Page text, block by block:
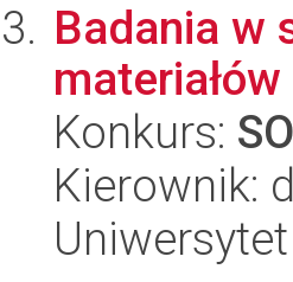
Badania w
Konkurs:
Kierownik: